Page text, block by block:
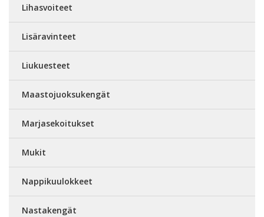
Lihasvoiteet
Lisäravinteet
Liukuesteet
Maastojuoksukengät
Marjasekoitukset
Mukit
Nappikuulokkeet
Nastakengät